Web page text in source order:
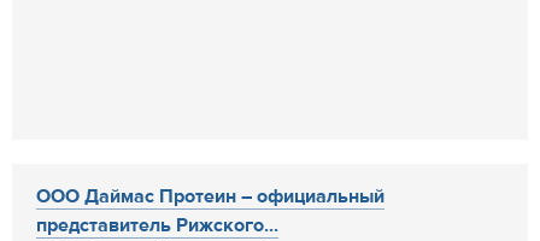
ООО Даймас Протеин – официальный
представитель Рижского...